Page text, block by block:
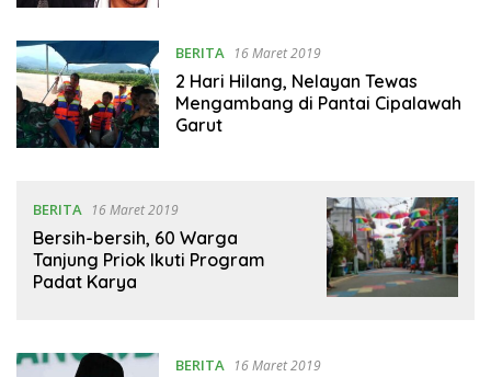
BERITA 16 Maret 2019
2 Hari Hilang, Nelayan Tewas
Mengambang di Pantai Cipalawah
Garut
BERITA 16 Maret 2019
Bersih-bersih, 60 Warga
Tanjung Priok Ikuti Program
Padat Karya
BERITA 16 Maret 2019